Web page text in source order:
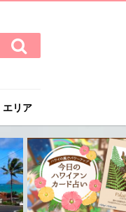
検
索
す
エリア